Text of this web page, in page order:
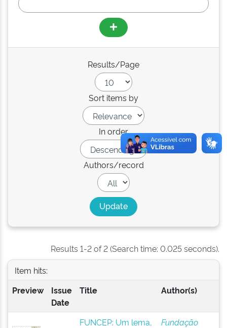
Results/Page
Sort items by
In order
Authors/record
Results 1-2 of 2 (Search time: 0.025 seconds).
Item hits:
Preview
Issue
Date
Title Author(s)
FUNCEP: Um lema,
Fundação